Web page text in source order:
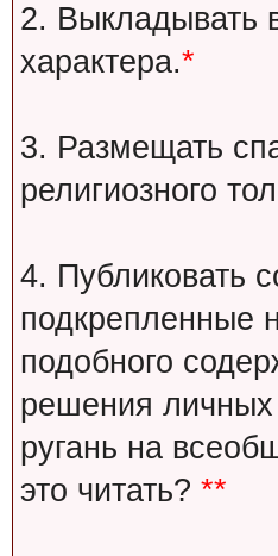
2. Выкладывать
характера.*
3. Размещать
религиозного
4. Публиковать
подкрепленные
подобного
решения личных
ругань на
это читать? **